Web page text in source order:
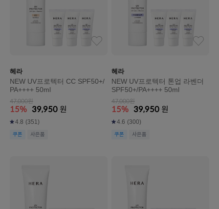
헤라
NEW UV프로텍터 CC SPF50+/
PA++++ 50ml
47,000원
15% 39,950 원
4.8 (351)
쿠폰 사은품
헤라
NEW UV프로텍터 톤업 라벤더
SPF50+/PA++++ 50ml
47,000원
15% 39,950 원
4.6 (300)
쿠폰 사은품